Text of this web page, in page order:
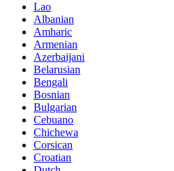
Lao
Albanian
Amharic
Armenian
Azerbaijani
Belarusian
Bengali
Bosnian
Bulgarian
Cebuano
Chichewa
Corsican
Croatian